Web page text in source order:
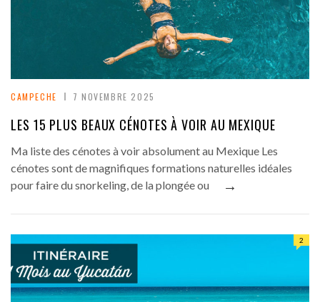
CAMPECHE 7 NOVEMBRE 2025
LES 15 PLUS BEAUX CÉNOTES À VOIR AU MEXIQUE
Ma liste des cénotes à voir absolument au Mexique Les
cénotes sont de magnifiques formations naturelles idéales
pour faire du snorkeling, de la plongée ou
→
2